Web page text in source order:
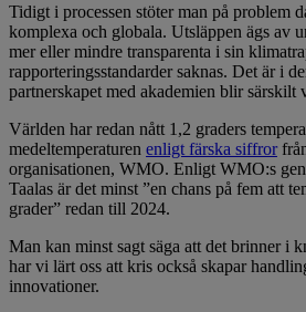
Tidigt i processen stöter man på problem
komplexa och globala. Utsläppen ägs av
mer eller mindre transparenta i sin
rapporteringsstandarder saknas. Det är i
partnerskapet med akademien blir särskilt
Världen har redan nått 1,2 graders
medeltemperaturen enligt färska siffror
organisationen, WMO. Enligt WMO:s
Taalas är det minst ”en chans på fem att
grader” redan till 2024.
Man kan minst sagt säga att det brinner i
har vi lärt oss att kris också skapar
innovationer.